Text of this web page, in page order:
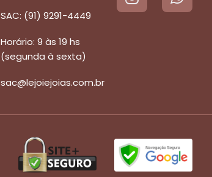
SAC: (91) 9291-4449
Horário: 9 às 19 hs
(segunda à sexta)
sac@lejoiejoias.com.br